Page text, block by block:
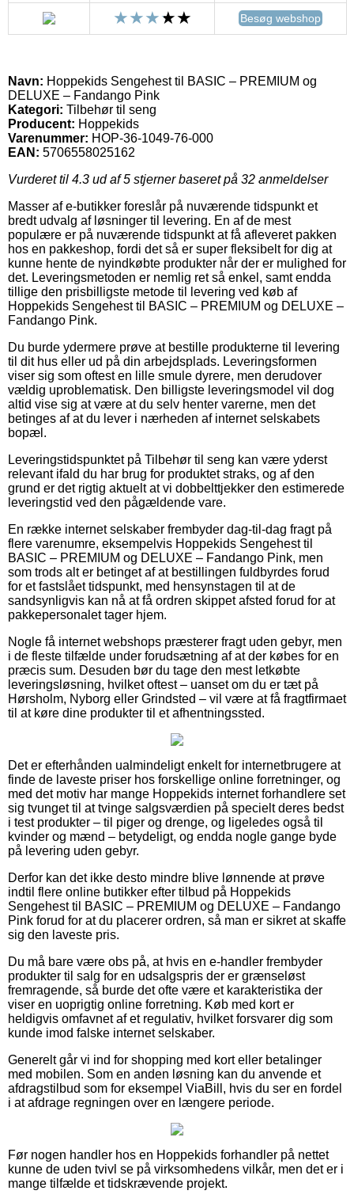
Besøg webshop
Navn: Hoppekids Sengehest til BASIC – PREMIUM og
DELUXE – Fandango Pink
Kategori: Tilbehør til seng
Producent: Hoppekids
Varenummer: HOP-36-1049-76-000
EAN: 5706558025162
Vurderet til 4.3 ud af 5 stjerner baseret på 32 anmeldelser
Masser af e-butikker foreslår på nuværende tidspunkt et
bredt udvalg af løsninger til levering. En af de mest
populære er på nuværende tidspunkt at få afleveret pakken
hos en pakkeshop, fordi det så er super fleksibelt for dig at
kunne hente de nyindkøbte produkter når der er mulighed for
det. Leveringsmetoden er nemlig ret så enkel, samt endda
tillige den prisbilligste metode til levering ved køb af
Hoppekids Sengehest til BASIC – PREMIUM og DELUXE –
Fandango Pink.
Du burde ydermere prøve at bestille produkterne til levering
til dit hus eller ud på din arbejdsplads. Leveringsformen
viser sig som oftest en lille smule dyrere, men derudover
vældig uproblematisk. Den billigste leveringsmodel vil dog
altid vise sig at være at du selv henter varerne, men det
betinges af at du lever i nærheden af internet selskabets
bopæl.
Leveringstidspunktet på Tilbehør til seng kan være yderst
relevant ifald du har brug for produktet straks, og af den
grund er det rigtig aktuelt at vi dobbelttjekker den estimerede
leveringstid ved den pågældende vare.
En række internet selskaber frembyder dag-til-dag fragt på
flere varenumre, eksempelvis Hoppekids Sengehest til
BASIC – PREMIUM og DELUXE – Fandango Pink, men
som trods alt er betinget af at bestillingen fuldbyrdes forud
for et fastslået tidspunkt, med hensynstagen til at de
sandsynligvis kan nå at få ordren skippet afsted forud for at
pakkepersonalet tager hjem.
Nogle få internet webshops præsterer fragt uden gebyr, men
i de fleste tilfælde under forudsætning af at der købes for en
præcis sum. Desuden bør du tage den mest letkøbte
leveringsløsning, hvilket oftest – uanset om du er tæt på
Hørsholm, Nyborg eller Grindsted – vil være at få fragtfirmaet
til at køre dine produkter til et afhentningssted.
Det er efterhånden ualmindeligt enkelt for internetbrugere at
finde de laveste priser hos forskellige online forretninger, og
med det motiv har mange Hoppekids internet forhandlere set
sig tvunget til at tvinge salgsværdien på specielt deres bedst
i test produkter – til piger og drenge, og ligeledes også til
kvinder og mænd – betydeligt, og endda nogle gange byde
på levering uden gebyr.
Derfor kan det ikke desto mindre blive lønnende at prøve
indtil flere online butikker efter tilbud på Hoppekids
Sengehest til BASIC – PREMIUM og DELUXE – Fandango
Pink forud for at du placerer ordren, så man er sikret at skaffe
sig den laveste pris.
Du må bare være obs på, at hvis en e-handler frembyder
produkter til salg for en udsalgspris der er grænseløst
fremragende, så burde det ofte være et karakteristika der
viser en uoprigtig online forretning. Køb med kort er
heldigvis omfavnet af et regulativ, hvilket forsvarer dig som
kunde imod falske internet selskaber.
Generelt går vi ind for shopping med kort eller betalinger
med mobilen. Som en anden løsning kan du anvende et
afdragstilbud som for eksempel ViaBill, hvis du ser en fordel
i at afdrage regningen over en længere periode.
Før nogen handler hos en Hoppekids forhandler på nettet
kunne de uden tvivl se på virksomhedens vilkår, men det er i
mange tilfælde et tidskrævende projekt.